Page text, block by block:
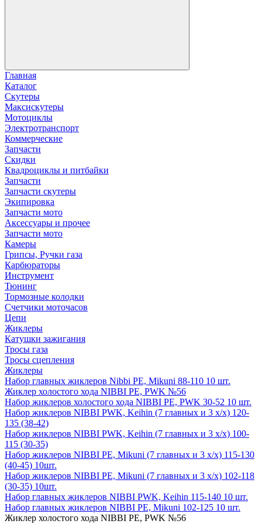
Главная
Каталог
Скутеры
Максискутеры
Мотоциклы
Электротранспорт
Коммерческие
Запчасти
Скидки
Квадроциклы и питбайки
Запчасти
Запчасти скутеры
Экипировка
Запчасти мото
Аксессуары и прочее
Запчасти мото
Камеры
Грипсы, Ручки газа
Карбюраторы
Инструмент
Тюнинг
Тормозные колодки
Счетчики моточасов
Цепи
Жиклеры
Катушки зажигания
Тросы газа
Тросы сцепления
Жиклеры
Набор главных жиклеров Nibbi PE, Mikuni 88-110 10 шт.
Жиклер холостого хода NIBBI PE, PWK №56
Набор жиклеров холостого хода NIBBI PE, PWK 30-52 10 шт.
Набор жиклеров NIBBI PWK, Keihin (7 главных и 3 х/х) 120-
135 (38-42)
Набор жиклеров NIBBI PWK, Keihin (7 главных и 3 х/х) 100-
115 (30-35)
Набор жиклеров NIBBI PE, Mikuni (7 главных и 3 х/х) 115-130
(40-45) 10шт.
Набор жиклеров NIBBI PE, Mikuni (7 главных и 3 х/х) 102-118
(30-35) 10шт.
Набор главных жиклеров NIBBI PWK, Keihin 115-140 10 шт.
Набор главных жиклеров NIBBI PE, Mikuni 102-125 10 шт.
Жиклер холостого хода NIBBI PE, PWK №56